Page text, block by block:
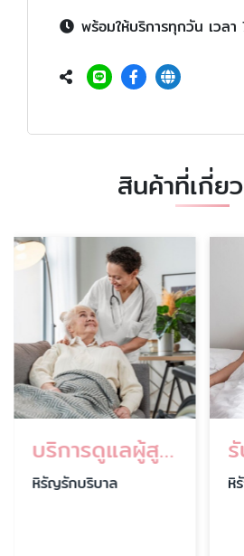
พร้อมให้บริการทุกวัน เวล
สินค้าที่เกี่ย
บริการดูแลผู้สูงอายุระยะยาว
หิรัญรักบริบาล หิ